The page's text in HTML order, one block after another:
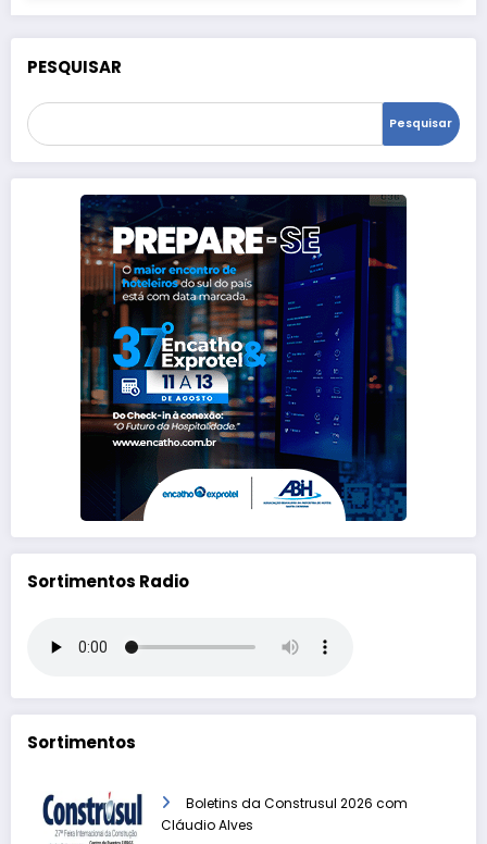
PESQUISAR
Pesquisar
Sortimentos Radio
Sortimentos
Boletins da Construsul 2026 com
Cláudio Alves